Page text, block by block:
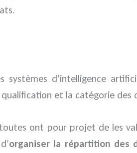
systèmes d’intelligence
qualification et la catégorie des
ont pour projet de les
organiser la répartition des